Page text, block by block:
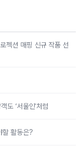
젝션 매핑 신규 작품 선
도 ‘서울인’처럼
할 활동은?